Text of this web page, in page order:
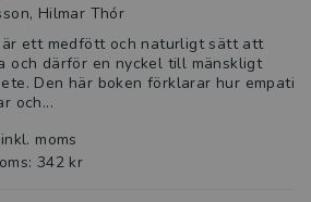
Hilmar Thór
är ett medfött och naturligt sätt att
och därför en nyckel till mänskligt
Den här boken förklarar hur empati
och...
inkl. moms
342 kr